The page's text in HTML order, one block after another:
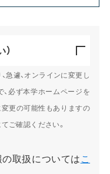
急遽、オンラインに変更し
必ず本学ホームページを
変更の可能性もありますの
ご確認ください。
取扱についてはこ